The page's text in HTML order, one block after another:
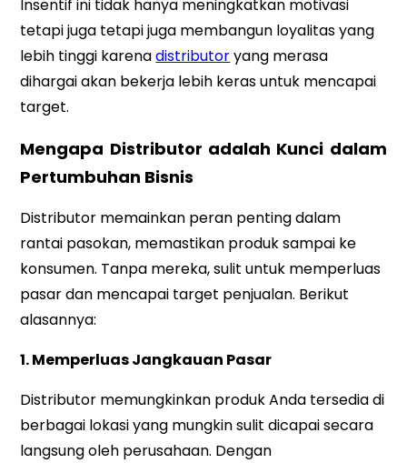
Insentif ini tidak hanya meningkatkan motivasi
tetapi juga tetapi juga membangun loyalitas yang
lebih tinggi karenadistributoryang merasa
dihargai akan bekerja lebih keras untuk mencapai
target.
Mengapa Distributor adalah Kunci dalam
Pertumbuhan Bisnis
Distributor memainkan peran penting dalam
rantai pasokan, memastikan produk sampai ke
konsumen. Tanpa mereka, sulit untuk memperluas
pasar dan mencapai target penjualan. Berikut
alasannya:
1. Memperluas Jangkauan Pasar
Distributor memungkinkan produk Anda tersedia di
berbagai lokasi yang mungkin sulit dicapai secara
langsung oleh perusahaan. Dengan